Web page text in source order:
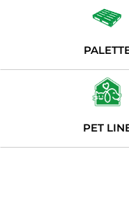
PET